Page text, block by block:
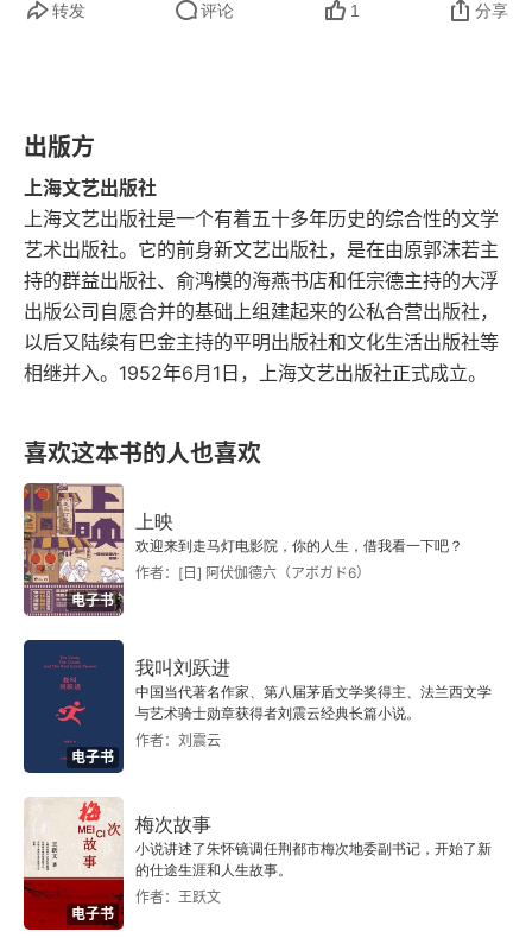
14 鬼魂是敌是友？
16 大颠倒在准备
四
17 黑路终点
18 大颠倒时的集会
19 断路者
后记
转发 评论 1 分享
出版方
上海文艺出版社
上海文艺出版社是一个有着五十多年历史的综合性的文学
艺术出版社。它的前身新文艺出版社，是在由原郭沫若主
持的群益出版社、俞鸿模的海燕书店和任宗德主持的大浮
出版公司自愿合并的基础上组建起来的公私合营出版社，
以后又陆续有巴金主持的平明出版社和文化生活出版社等
相继并入。1952年6月1日，上海文艺出版社正式成立。
喜欢这本书的人也喜欢
电子书
上映
欢迎来到走马灯电影院，你的人生，借我看一下吧？
作者：[日] 阿伏伽德六（アボガド6）
电子书
我叫刘跃进
中国当代著名作家、第八届茅盾文学奖得主、法兰西文学
与艺术骑士勋章获得者刘震云经典长篇小说。
作者：刘震云
电子书
梅次故事
小说讲述了朱怀镜调任荆都市梅次地委副书记，开始了新
的仕途生涯和人生故事。
作者：王跃文